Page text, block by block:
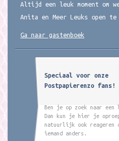
Altijd een leuk moment om
Anita en Meer Leuks open te
Ga naar gastenboek
Speciaal voor onze
Postpapierenzo fans!
Ben je op zoek naar een
Dan kun je hier je
natuurlijk ook reageren
iemand anders.